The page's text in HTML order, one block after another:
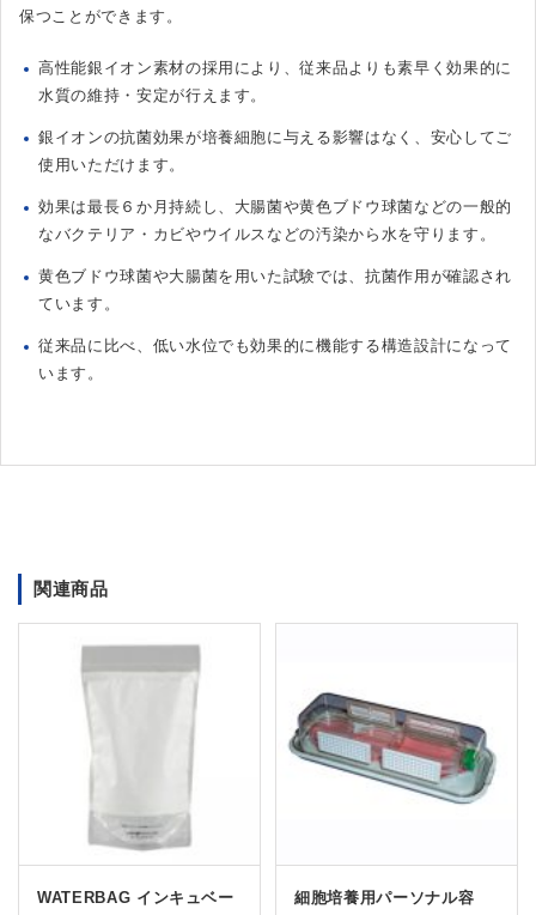
保つことができます。
高性能銀イオン素材の採用により、従来品よりも素早く効果的に
水質の維持・安定が行えます。
銀イオンの抗菌効果が培養細胞に与える影響はなく、安心してご
使用いただけます。
効果は最長６か月持続し、大腸菌や黄色ブドウ球菌などの一般的
なバクテリア・カビやウイルスなどの汚染から水を守ります。
黄色ブドウ球菌や大腸菌を用いた試験では、抗菌作用が確認され
ています。
従来品に比べ、低い水位でも効果的に機能する構造設計になって
います。
関連商品
WATERBAG インキュベー
細胞培養用パーソナル容